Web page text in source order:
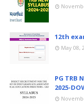
12th
May 08,
PG TRB
2025-